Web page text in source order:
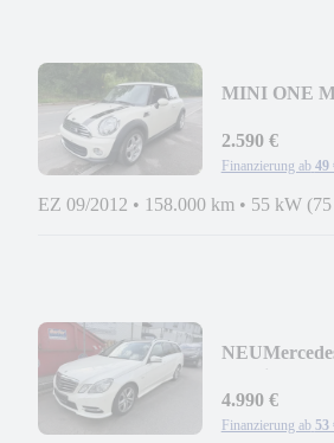
MINI ONE
2.590 €
Finanzierung ab 49
EZ 09/2012 • 158.000 km • 55 kW (75
NEU
4.990 €
Finanzierung ab 53